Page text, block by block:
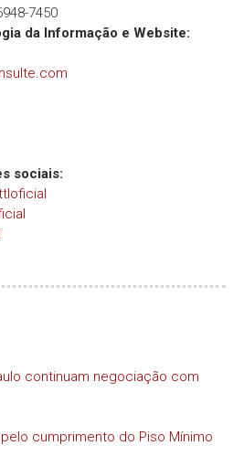
7450
da Informação e Website:
sociais:
continuam negociação com
cumprimento do Piso Mínimo